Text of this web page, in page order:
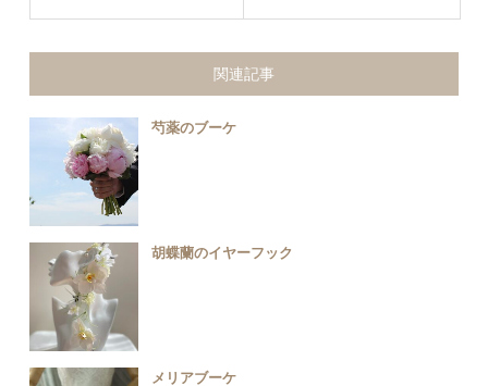
関連記事
芍薬のブーケ
胡蝶蘭のイヤーフック
メリアブーケ